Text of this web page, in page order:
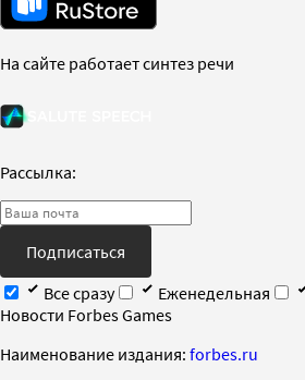
На сайте работает синтез речи
Рассылка:
Подписаться
Все сразу
Еженедельная
Новости Forbes Games
Наименование издания: forbes.ru